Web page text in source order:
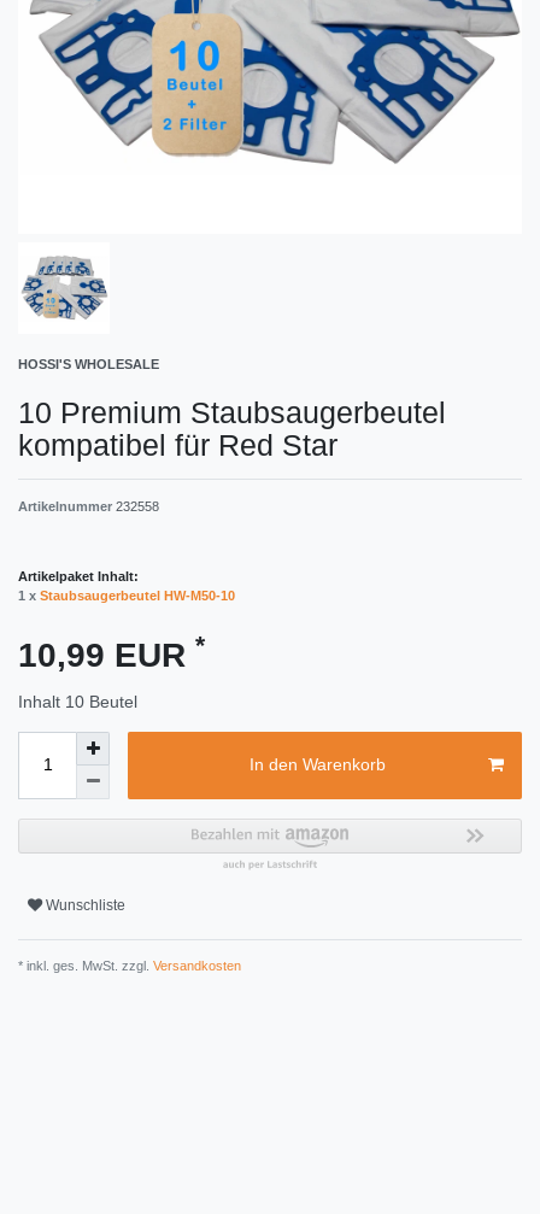
HOSSI'S WHOLESALE
10 Premium Staubsaugerbeutel
kompatibel für Red Star
Artikelnummer 232558
Artikelpaket Inhalt:
1 x Staubsaugerbeutel HW-M50-10
10,99 EUR *
Inhalt 10 Beutel
In den Warenkorb
Wunschliste
* inkl. ges. MwSt. zzgl. Versandkosten